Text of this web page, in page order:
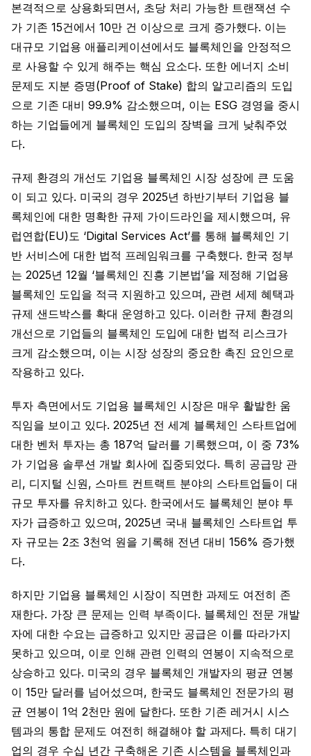
본격적으로 상용화되면서, 초당 처리 가능한 트랜잭션 수
가 기존 15건에서 10만 건 이상으로 크게 증가했다. 이는
대규모 기업용 애플리케이션에서도 블록체인을 안정적으
로 사용할 수 있게 해주는 핵심 요소다. 또한 에너지 소비
문제도 지분 증명(Proof of Stake) 합의 알고리즘의 도입
으로 기존 대비 99.9% 감소했으며, 이는 ESG 경영을 중시
하는 기업들에게 블록체인 도입의 장벽을 크게 낮춰주었
다.
규제 환경의 개선도 기업용 블록체인 시장 성장에 큰 도움
이 되고 있다. 미국의 경우 2025년 하반기부터 기업용 블
록체인에 대한 명확한 규제 가이드라인을 제시했으며, 유
럽연합(EU)도 ‘Digital Services Act’를 통해 블록체인 기
반 서비스에 대한 법적 프레임워크를 구축했다. 한국 정부
는 2025년 12월 ‘블록체인 진흥 기본법’을 제정해 기업용
블록체인 도입을 적극 지원하고 있으며, 관련 세제 혜택과
규제 샌드박스를 확대 운영하고 있다. 이러한 규제 환경의
개선으로 기업들의 블록체인 도입에 대한 법적 리스크가
크게 감소했으며, 이는 시장 성장의 중요한 촉진 요인으로
작용하고 있다.
투자 측면에서도 기업용 블록체인 시장은 매우 활발한 움
직임을 보이고 있다. 2025년 전 세계 블록체인 스타트업에
대한 벤처 투자는 총 187억 달러를 기록했으며, 이 중 73%
가 기업용 솔루션 개발 회사에 집중되었다. 특히 공급망 관
리, 디지털 신원, 스마트 컨트랙트 분야의 스타트업들이 대
규모 투자를 유치하고 있다. 한국에서도 블록체인 분야 투
자가 급증하고 있으며, 2025년 국내 블록체인 스타트업 투
자 규모는 2조 3천억 원을 기록해 전년 대비 156% 증가했
다.
하지만 기업용 블록체인 시장이 직면한 과제도 여전히 존
재한다. 가장 큰 문제는 인력 부족이다. 블록체인 전문 개발
자에 대한 수요는 급증하고 있지만 공급은 이를 따라가지
못하고 있으며, 이로 인해 관련 인력의 연봉이 지속적으로
상승하고 있다. 미국의 경우 블록체인 개발자의 평균 연봉
이 15만 달러를 넘어섰으며, 한국도 블록체인 전문가의 평
균 연봉이 1억 2천만 원에 달한다. 또한 기존 레거시 시스
템과의 통합 문제도 여전히 해결해야 할 과제다. 특히 대기
업의 경우 수십 년간 구축해온 기존 시스템을 블록체인과